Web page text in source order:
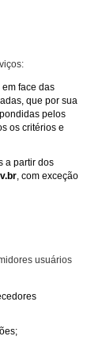
face das
que por sua
pelos
os critérios e
a partir dos
, com exceção
usuários